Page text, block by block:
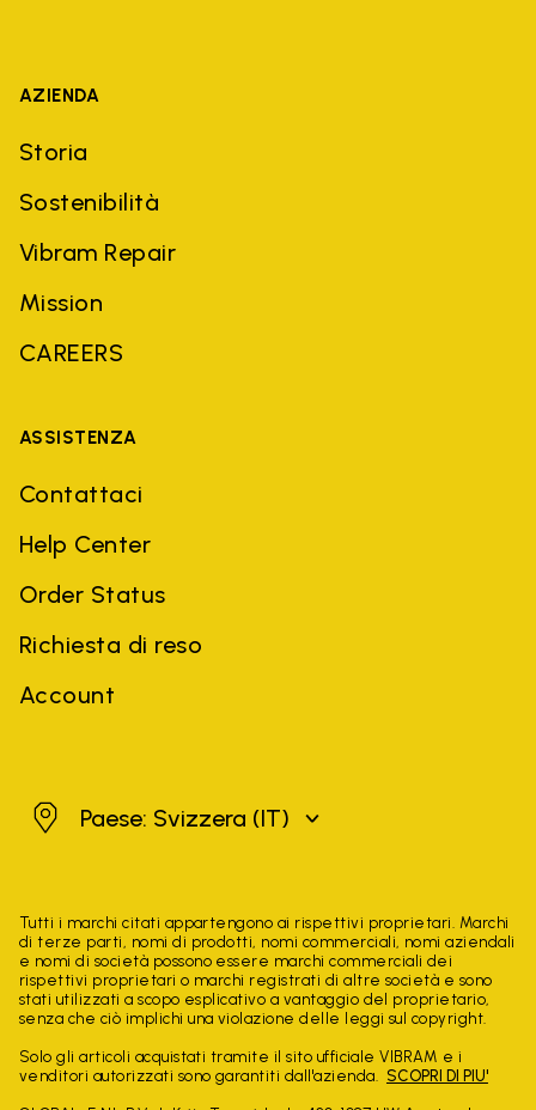
AZIENDA
Storia
Sostenibilità
Vibram Repair
Mission
CAREERS
ASSISTENZA
Contattaci
Help Center
Order Status
Richiesta di reso
Account
SvizzeraPaese: Svizzera (IT)
Tutti i marchi citati appartengono ai rispettivi proprietari. Marchi
di terze parti, nomi di prodotti, nomi commerciali, nomi aziendali
e nomi di società possono essere marchi commerciali dei
rispettivi proprietari o marchi registrati di altre società e sono
stati utilizzati a scopo esplicativo a vantaggio del proprietario,
senza che ciò implichi una violazione delle leggi sul copyright.
Solo gli articoli acquistati tramite il sito ufficiale VIBRAM e i
venditori autorizzati sono garantiti dall'azienda. SCOPRI DI PIU'